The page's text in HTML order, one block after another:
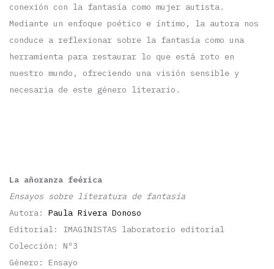
conexión con la fantasía como mujer autista.
Mediante un enfoque poético e íntimo, la autora nos
conduce a reflexionar sobre la fantasía como una
herramienta para restaurar lo que está roto en
nuestro mundo, ofreciendo una visión sensible y
necesaria de este género literario.
La añoranza feérica
Ensayos sobre literatura de fantasía
Autora: Paula Rivera Donoso
Editorial: IMAGINISTAS laboratorio editorial
Colección: Nº3
Género: Ensayo